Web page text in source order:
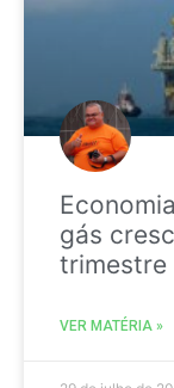
gás
trimestre
VER MATÉRIA »